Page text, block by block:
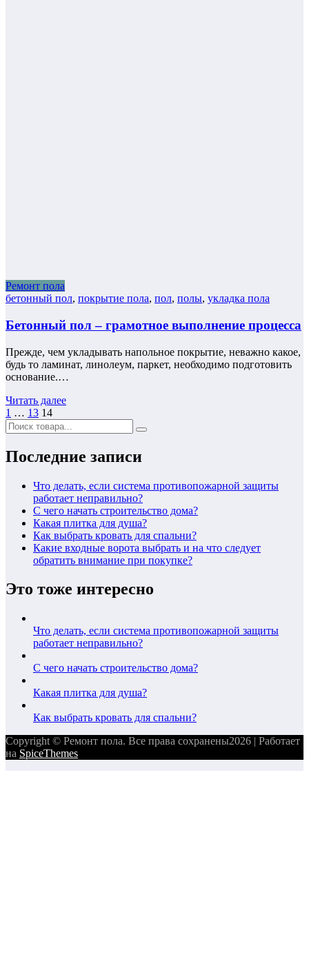
Ремонт пола
бетонный пол, покрытие пола, пол, полы, укладка пола
Бетонный пол – грамотное выполнение процесса
Прежде, чем укладывать напольное покрытие, неважно какое,
будь то ламинат, линолеум, паркет, необходимо подготовить
основание.…
Читать далее
Навигация
по
записям
1 … 13 14
Последние записи
Что делать, если система противопожарной защиты
работает неправильно?
С чего начать строительство дома?
Какая плитка для душа?
Как выбрать кровать для спальни?
Какие входные ворота выбрать и на что следует
обратить внимание при покупке?
Это тоже интересно
Что делать, если система противопожарной защиты
работает неправильно?
С чего начать строительство дома?
Какая плитка для душа?
Как выбрать кровать для спальни?
Copyright © Ремонт пола. Все права сохранены2026 | Работает
на SpiceThemes